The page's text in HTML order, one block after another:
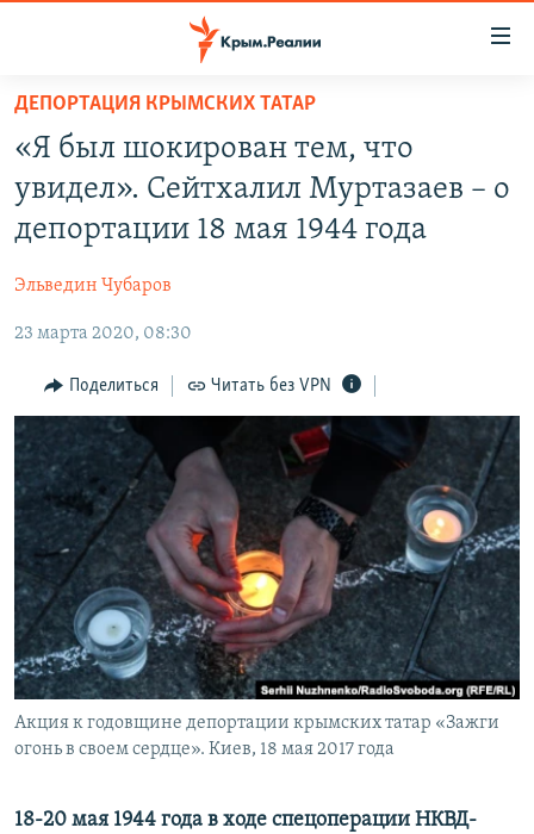
Вернуться
основному
содержанию
Вернутся
главной
Вернутся
поиску
НОВОСТИ
11 ЛЕТ ОККУПАЦИИ КРЫМА. 11 ИСТОРИЙ СОПРОТИВЛЕНИЯ
ЕЩЕ
ИНТЕРАКТИВ
ИНФОГРАФИКА
ТЕЛЕПРОЕКТ КРЫМ.РЕАЛИИ
СОВЕТЫ ПРАВОЗАЩИТНИКОВ
ПРОПАВШИЕ БЕЗ ВЕСТИ
ПОБЕДИТЕЛЕЙ НЕ СУДЯТ?
КРЫМ.НЕПОКОРЕННЫЙ
ELIFBE
УКРАИНСКАЯ ПРОБЛЕМА КРЫМА
РАДІО СВОБОДА
КАК ОБОЙТИ БЛОКИРОВКУ
Українською
Qırımtatar
ПРИСОЕДИНЯЙТЕСЬ!
Все сайты RFE/RL
ДЕПОРТАЦИЯ КРЫМСКИХ ТАТАР
«Я был шокирован тем, что
увидел». Сейтхалил Муртазаев – о
депортации 18 мая 1944 года
Эльведин Чубаров
23 марта 2020, 08:30
Поделиться Читать без VPN
Акция к годовщине депортации крымских татар «Зажги
огонь в своем сердце». Киев, 18 мая 2017 года
18-20 мая 1944 года в ходе спецоперации НКВД-